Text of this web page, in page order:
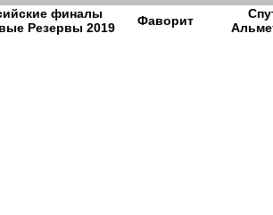
финалы
Резервы 2019
Фаворит